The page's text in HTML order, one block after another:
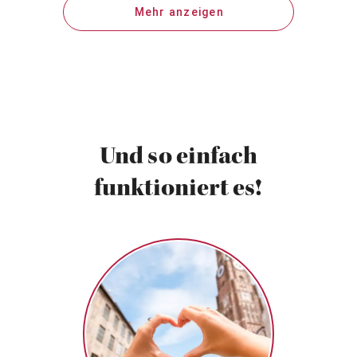
Mehr anzeigen
Und so einfach
funktioniert es!